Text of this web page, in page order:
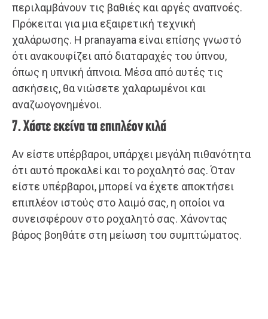
περιλαμβάνουν τις βαθιές και αργές αναπνοές.
Πρόκειται για μια εξαιρετική τεχνική
χαλάρωσης. Η pranayama είναι επίσης γνωστό
ότι ανακουφίζει από διαταραχές του ύπνου,
όπως η υπνική άπνοια. Μέσα από αυτές τις
ασκήσεις, θα νιώσετε χαλαρωμένοι και
αναζωογονημένοι.
7. Χάστε εκείνα τα επιπλέον κιλά
Αν είστε υπέρβαροι, υπάρχει μεγάλη πιθανότητα
ότι αυτό προκαλεί και το ροχαλητό σας. Όταν
είστε υπέρβαροι, μπορεί να έχετε αποκτήσει
επιπλέον ιστούς στο λαιμό σας, η οποίοι να
συνεισφέρουν στο ροχαλητό σας. Χάνοντας
βάρος βοηθάτε στη μείωση του συμπτώματος.